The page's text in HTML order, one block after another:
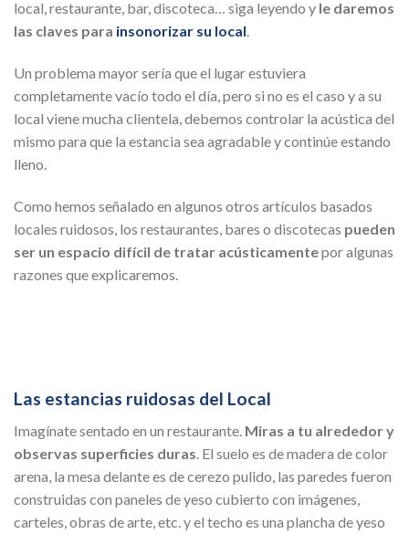
local, restaurante, bar, discoteca… siga leyendo y le daremos
las claves para insonorizar su local.
Un problema mayor sería que el lugar estuviera
completamente vacío todo el día, pero si no es el caso y a su
local viene mucha clientela, debemos controlar la acústica del
mismo para que la estancia sea agradable y continúe estando
lleno.
Como hemos señalado en algunos otros artículos basados ​​
locales ruidosos, los restaurantes, bares o discotecas pueden
ser un espacio difícil de tratar acústicamentepor algunas
razones que explicaremos.
Las estancias ruidosas del Local
Imagínate sentado en un restaurante. Miras a tu alrededor y
observas superficies duras. El suelo es de madera de color
arena, la mesa delante es de cerezo pulido, las paredes fueron
construidas con paneles de yeso cubierto con imágenes,
carteles, obras de arte, etc. y el techo es una plancha de yeso